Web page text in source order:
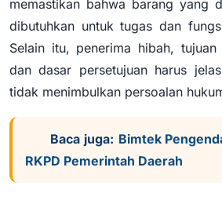
memastikan bahwa barang yang
dibutuhkan untuk tugas dan
Selain itu, penerima hibah,
dan dasar persetujuan harus
tidak menimbulkan persoalan
Baca juga: Bimtek
RKPD Pemerintah Daerah